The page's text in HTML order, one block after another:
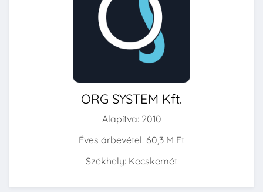
ORG SYSTEM Kft.
Alapítva: 2010
Éves árbevétel: 60,3 M Ft
Székhely: Kecskemét